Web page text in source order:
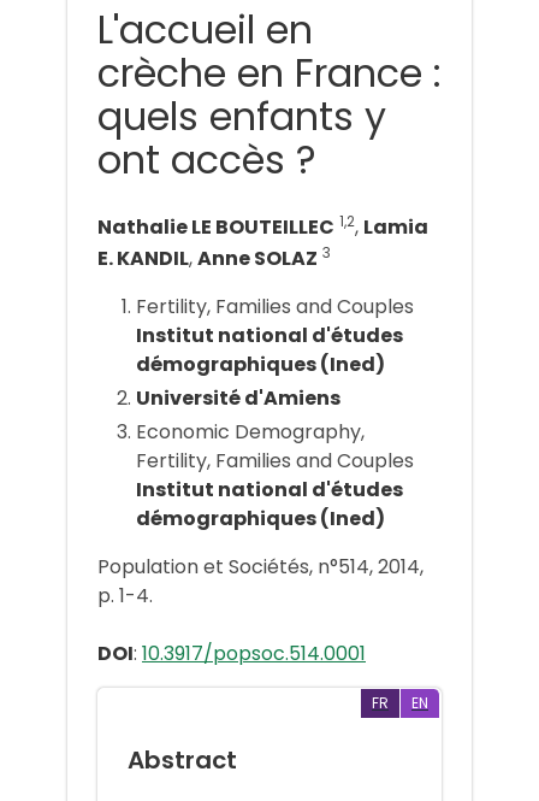
L'accueil en
crèche en France :
quels enfants y
ont accès ?
Nathalie LE BOUTEILLEC 1,2, Lamia
E. KANDIL,Anne SOLAZ 3
Fertility, Families and Couples
Institut national d'études
démographiques (Ined)
Université d'Amiens
Economic Demography,
Fertility, Families and Couples
Institut national d'études
démographiques (Ined)
Population et Sociétés, n°514, 2014,
p. 1-4.
DOI: 10.3917/popsoc.514.0001
FR EN
Abstract